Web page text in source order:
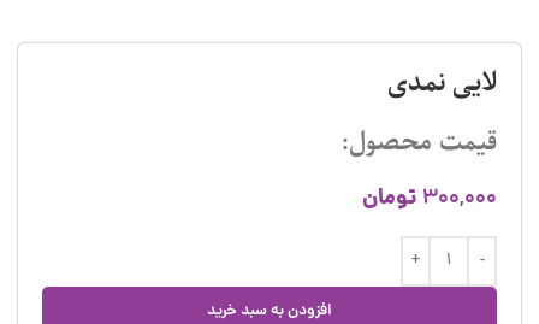
لایی نمدی
قیمت محصول:
300,000 تومان
افزودن به سبد خرید